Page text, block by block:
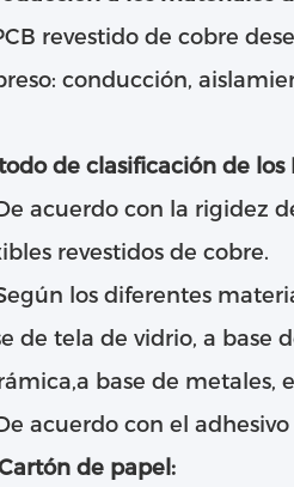
revestido de cobre
conducción,
de clasificación de
acuerdo con la rigidez
revestidos de cobre.
los diferentes
de tela de vidrio, a base
base de metales,
acuerdo con el
de papel: